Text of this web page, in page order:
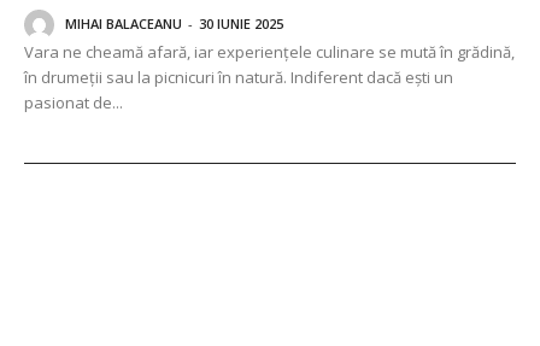
MIHAI BALACEANU - 30 IUNIE 2025
Vara ne cheamă afară, iar experiențele culinare se mută în grădină,
în drumeții sau la picnicuri în natură. Indiferent dacă ești un
pasionat de...